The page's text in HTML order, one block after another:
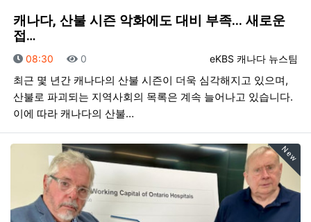
캐나다, 산불 시즌 악화에도 대비 부족... 새로운
접…
등록자
eKBS 캐나다 뉴스팀
등록일
08:30 조회
0
최근 몇 년간 캐나다의 산불 시즌이 더욱 심각해지고 있으며,
산불로 파괴되는 지역사회의 목록은 계속 늘어나고 있습니다.
이에 따라 캐나다의 산불…
New